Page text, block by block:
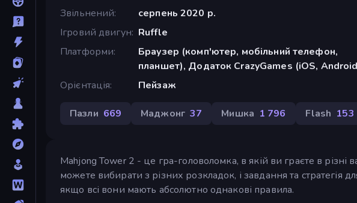
Звільнений
серпень 2020 р.
Ігровий двигун Ruffle
Платформи
Браузер (комп'ютер, мобільний телефон,
планшет), Додаток CrazyGames (iOS,
Орієнтація
Пейзаж
Пазли 669 Маджонг 37 Мишка 1 796 Flash 153
Mahjong Tower 2 - це гра-головоломка, в якій ви граєте в різні
можете вибирати з різних розкладок, і завдання та стратегія
якщо всі вони мають абсолютно однакові правила.